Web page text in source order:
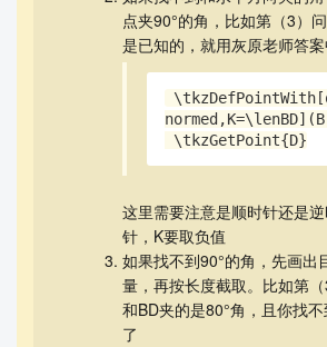
点夹90°的角，比如第（3）
是已知的，就用灰原老师答
\tkzGetPoint{D}
这里需要注意是顺时针还是
针，K要取负值
如果找不到90°的角，先画出
量，再按长度截取。比如第
和BD夹的是80°角，且你找
了